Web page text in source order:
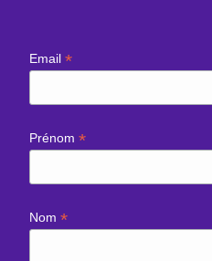
Email*
Prénom*
Nom*